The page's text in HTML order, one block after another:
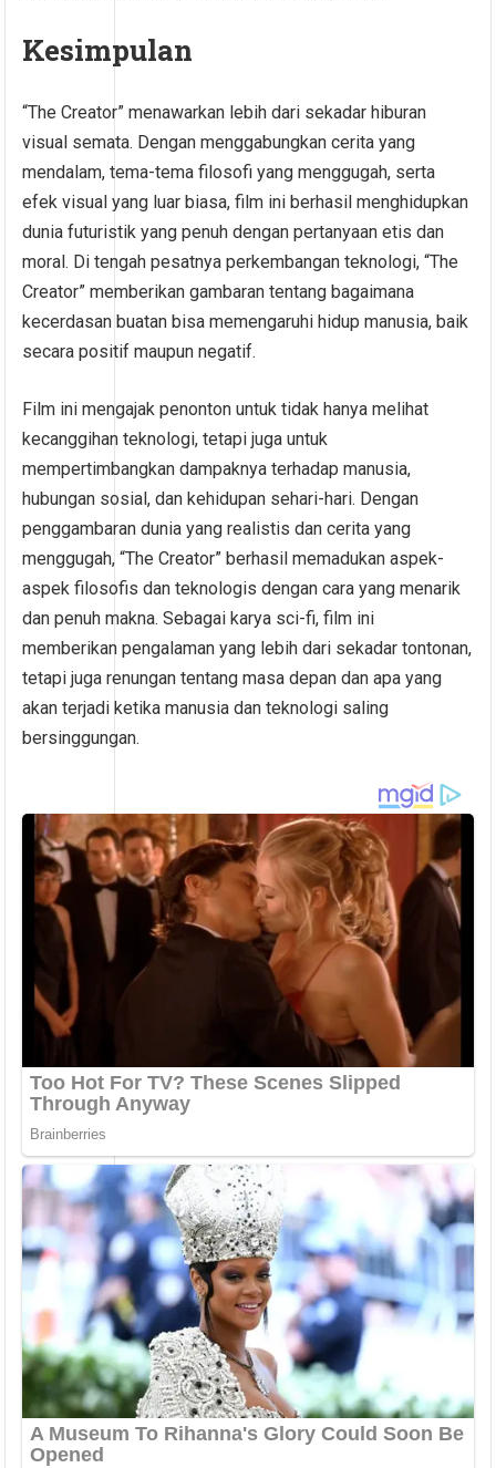
Kesimpulan
“The Creator” menawarkan lebih dari sekadar hiburan
visual semata. Dengan menggabungkan cerita yang
mendalam, tema-tema filosofi yang menggugah, serta
efek visual yang luar biasa, film ini berhasil menghidupkan
dunia futuristik yang penuh dengan pertanyaan etis dan
moral. Di tengah pesatnya perkembangan teknologi, “The
Creator” memberikan gambaran tentang bagaimana
kecerdasan buatan bisa memengaruhi hidup manusia, baik
secara positif maupun negatif.
Film ini mengajak penonton untuk tidak hanya melihat
kecanggihan teknologi, tetapi juga untuk
mempertimbangkan dampaknya terhadap manusia,
hubungan sosial, dan kehidupan sehari-hari. Dengan
penggambaran dunia yang realistis dan cerita yang
menggugah, “The Creator” berhasil memadukan aspek-
aspek filosofis dan teknologis dengan cara yang menarik
dan penuh makna. Sebagai karya sci-fi, film ini
memberikan pengalaman yang lebih dari sekadar tontonan,
tetapi juga renungan tentang masa depan dan apa yang
akan terjadi ketika manusia dan teknologi saling
bersinggungan.